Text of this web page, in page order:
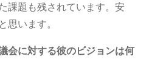
課題も残されています。安
います。
会に対する彼のビジョンは何